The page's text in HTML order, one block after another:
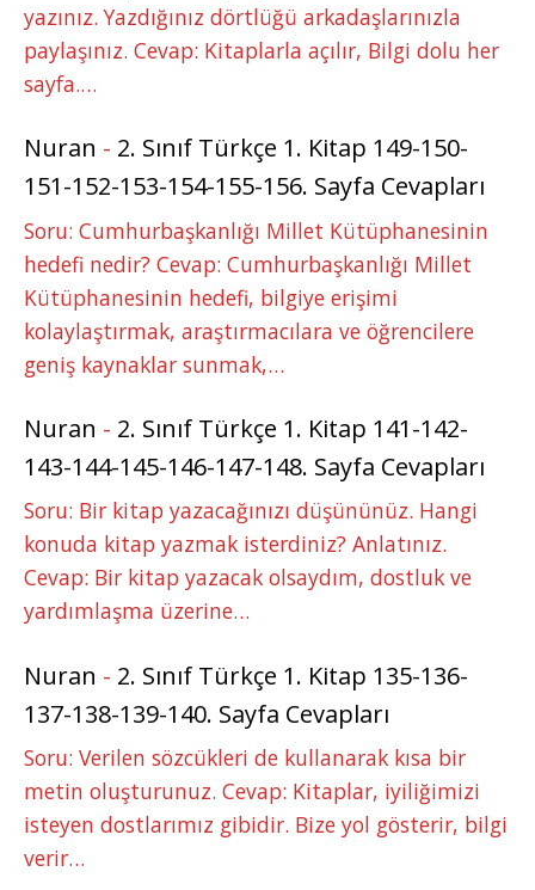
yazınız. Yazdığınız dörtlüğü arkadaşlarınızla
paylaşınız. Cevap: Kitaplarla açılır, Bilgi dolu her
sayfa.…
Nuran - 2. Sınıf Türkçe 1. Kitap 149-150-
151-152-153-154-155-156. Sayfa Cevapları
Soru: Cumhurbaşkanlığı Millet Kütüphanesinin
hedefi nedir? Cevap: Cumhurbaşkanlığı Millet
Kütüphanesinin hedefi, bilgiye erişimi
kolaylaştırmak, araştırmacılara ve öğrencilere
geniş kaynaklar sunmak,…
Nuran - 2. Sınıf Türkçe 1. Kitap 141-142-
143-144-145-146-147-148. Sayfa Cevapları
Soru: Bir kitap yazacağınızı düşününüz. Hangi
konuda kitap yazmak isterdiniz? Anlatınız.
Cevap: Bir kitap yazacak olsaydım, dostluk ve
yardımlaşma üzerine…
Nuran - 2. Sınıf Türkçe 1. Kitap 135-136-
137-138-139-140. Sayfa Cevapları
Soru: Verilen sözcükleri de kullanarak kısa bir
metin oluşturunuz. Cevap: Kitaplar, iyiliğimizi
isteyen dostlarımız gibidir. Bize yol gösterir, bilgi
verir…